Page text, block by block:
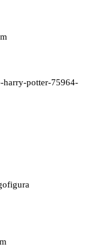
harry-potter-75964-